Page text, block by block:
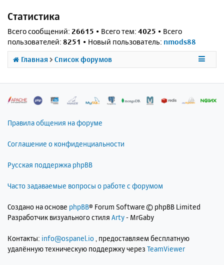
Статистика
Всего сообщений: 26615 • Всего тем: 4025 • Всего
пользователей: 8251 • Новый пользователь: nmods88
Главная Список форумов
Правила общения на форуме
Соглашение о конфиденциальности
Русская поддержка phpBB
Часто задаваемые вопросы о работе с форумом
Создано на основе phpBB® Forum Software © phpBB Limited
Разработчик визуального стиля Arty- MrGaby
Контакты: info@ospanel.io , предоставляем бесплатную
удалённую техническую поддержку через TeamViewer